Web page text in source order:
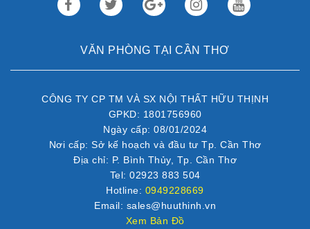
VĂN PHÒNG TẠI CẦN THƠ
CÔNG TY CP TM VÀ SX NỘI THẤT HỮU THỊNH
GPKD: 1801756960
Ngày cấp: 08/01/2024
Nơi cấp: Sở kế hoạch và đầu tư Tp. Cần Thơ
Địa chỉ: P. Bình Thủy, Tp. Cần Thơ
Tel: 02923 883 504
Hotline: 0949228669
Email: sales@huuthinh.vn
Xem Bản Đồ